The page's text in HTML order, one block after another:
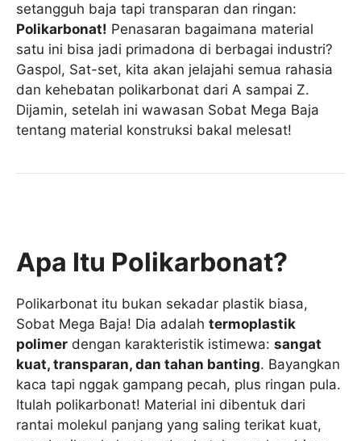
setangguh baja tapi transparan dan ringan:
Polikarbonat! Penasaran bagaimana material
satu ini bisa jadi primadona di berbagai industri?
Gaspol, Sat-set, kita akan jelajahi semua rahasia
dan kehebatan polikarbonat dari A sampai Z.
Dijamin, setelah ini wawasan Sobat Mega Baja
tentang material konstruksi bakal melesat!
Apa Itu Polikarbonat?
Polikarbonat itu bukan sekadar plastik biasa,
Sobat Mega Baja! Dia adalah termoplastik
polimer dengan karakteristik istimewa: sangat
kuat, transparan, dan tahan banting. Bayangkan
kaca tapi nggak gampang pecah, plus ringan pula.
Itulah polikarbonat! Material ini dibentuk dari
rantai molekul panjang yang saling terikat kuat,